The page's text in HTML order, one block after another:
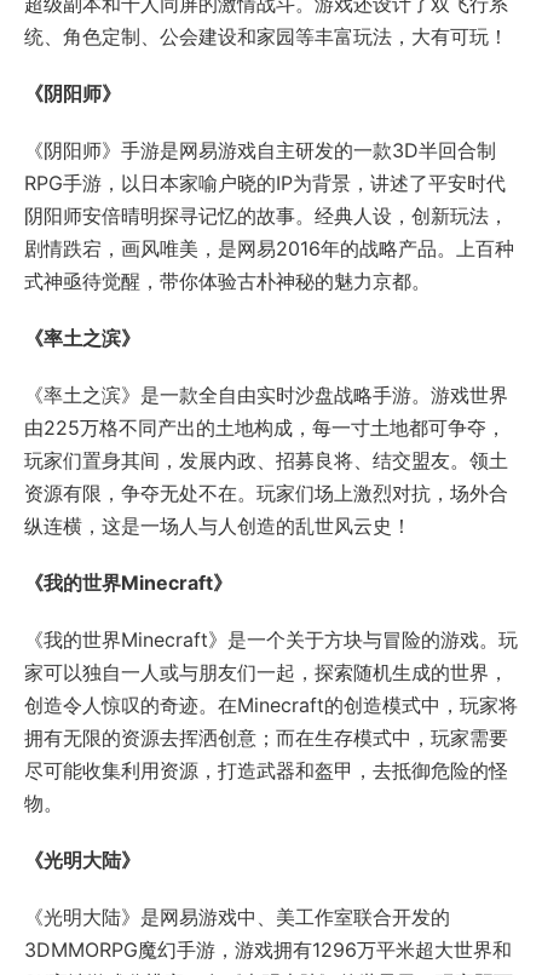
《率土之滨》
《率土之滨》是一款全自由实时沙盘战略手游。游戏世界
玩家们置身其间，发展内政、招募良将、结交盟友。领土
资源有限，争夺无处不在。玩家们场上激烈对抗，场外合
纵连横，这是一场人与人创造的乱世风云史！
《我的世界Minecraft》
《我的世界Minecraft》是一个关于方块与冒险的游戏。玩
创造令人惊叹的奇迹。在Minecraft的创造模式中，玩家将
拥有无限的资源去挥洒创意；而在生存模式中，玩家需要
尽可能收集利用资源，打造武器和盔甲，去抵御危险的怪
物。
3DMMORPG魔幻手游，游戏拥有1296万平米超大世界和
2K高清游戏分辨率，在《光明大陆》的世界里，玩家既可
领略西方魔幻的绮丽风光，也可享受团队raid副本和史诗
开荒的荣耀成就，在手机上体验端游级战斗和社交体验。
《秘境对决》
《秘境对决》是由网易研发的一款3D全新品类游戏，玩家
神器等卡牌，通过不同卡牌之间的跨回合连锁效果，来战
胜强大的秘境首领或竞技场对手。这款游戏将于明年Q1季